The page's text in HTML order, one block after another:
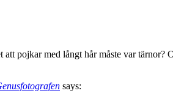
pojkar med långt hår måste var tärnor?
says: